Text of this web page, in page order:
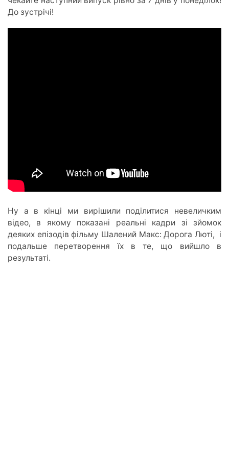
До зустрічі!
Ну а в кінці ми вирішили поділитися невеличким
відео, в якому показані реальні кадри зі зйомок
деяких епізодів фільму Шалений Макс: Дорога Люті, і
подальше перетворення їх в те, що вийшло в
результаті.